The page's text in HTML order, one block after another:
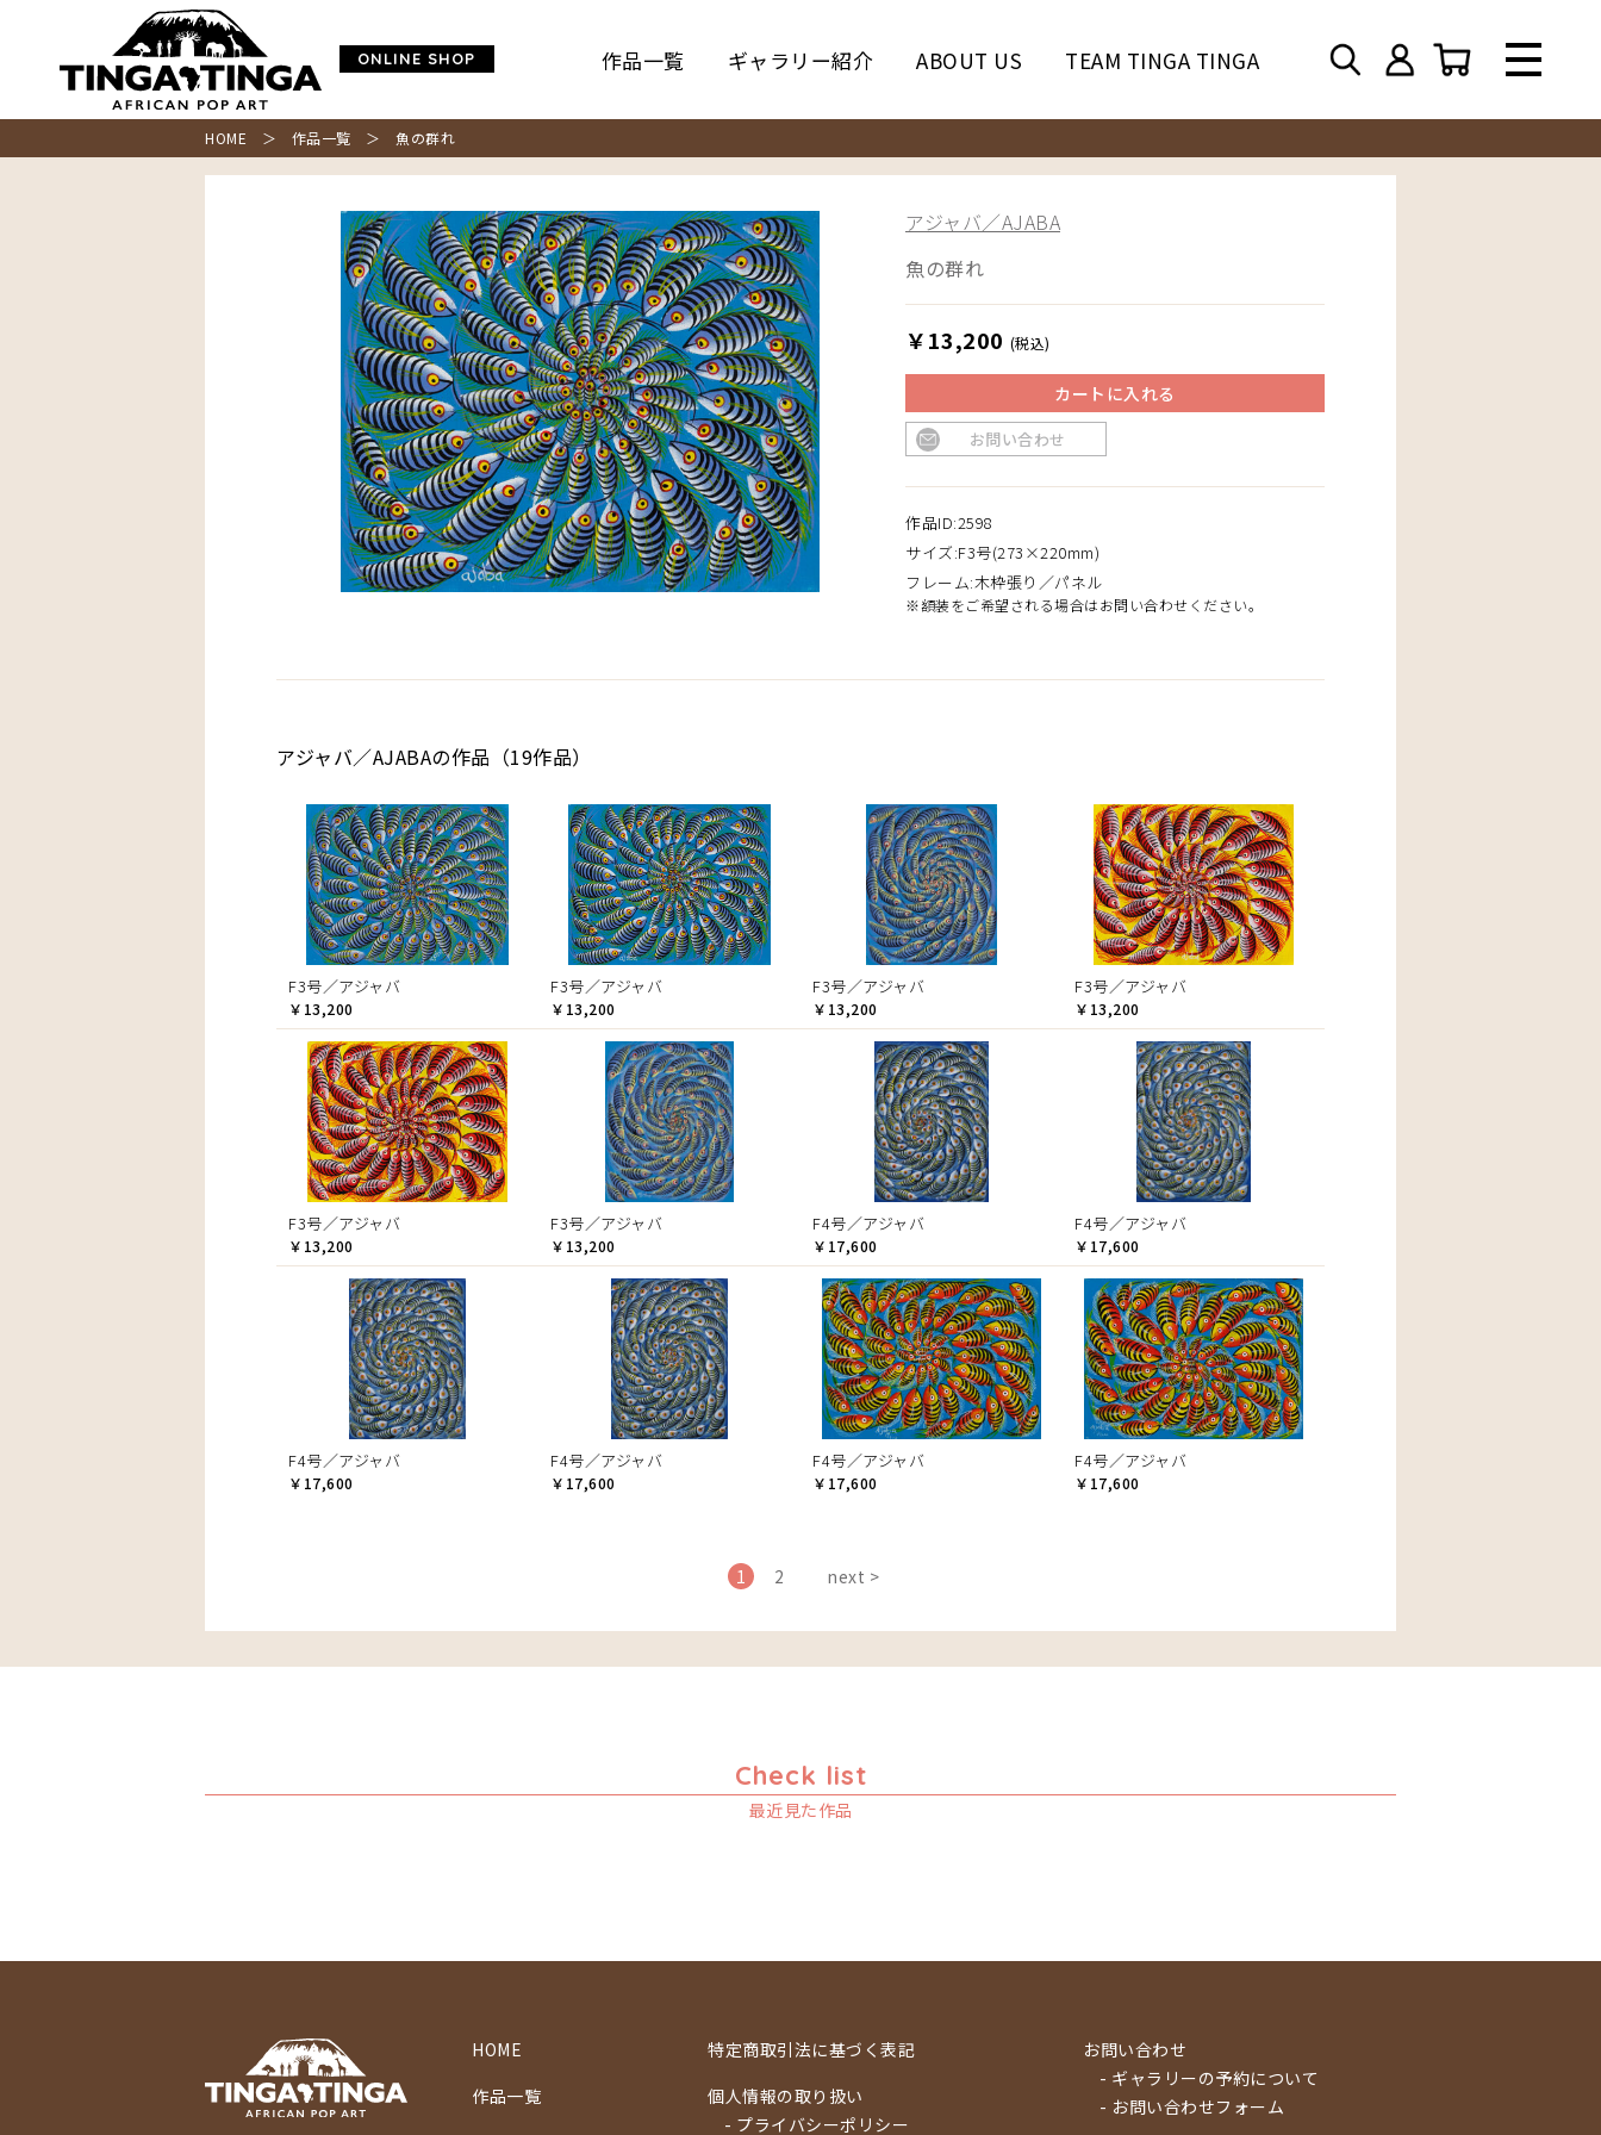
ONLINE SHOP 作品一覧 ギャラリー紹介 ABOUT US TEAM TINGA TINGA
HOME ＞ 作品一覧 ＞ 魚の群れ
アジャバ／AJABA
魚の群れ
￥13,200 (税込)
カートに入れる
お問い合わせ
作品ID:2598
サイズ:F3号(273×220mm)
フレーム:木枠張り／パネル
※額装をご希望される場合はお問い合わせください。
アジャバ／AJABAの作品（19作品）
F3号／アジャバ
￥13,200
F3号／アジャバ
￥13,200
F3号／アジャバ
￥13,200
F3号／アジャバ
￥13,200
F3号／アジャバ
￥13,200
F3号／アジャバ
￥13,200
F4号／アジャバ
￥17,600
F4号／アジャバ
￥17,600
F4号／アジャバ
￥17,600
F4号／アジャバ
￥17,600
F4号／アジャバ
￥17,600
F4号／アジャバ
￥17,600
1 2 next >
Check list
最近見た作品
HOME
作品一覧
特定商取引法に基づく表記
個人情報の取り扱い
- プライバシーポリシー
お問い合わせ
- ギャラリーの予約について
- お問い合わせフォーム